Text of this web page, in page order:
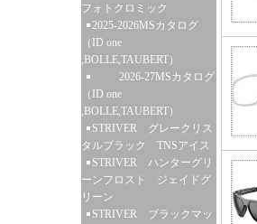
フォトクロミック
2025-2026MSカタログ
（ID one
,BOLLE,TAUBERT）
2026-27MSカタログ
（ID one
,BOLLE,TAUBERT）
STRIVER グレークリス
タルブラック TNSアイス
STRIVER ハンターグリ
ーンフロスト ジェイドグ
リーン
STRIVER ブラックマッ